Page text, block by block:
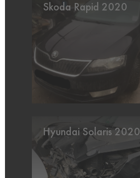
Skoda Rapid 2020
Hyundai Solaris 2020